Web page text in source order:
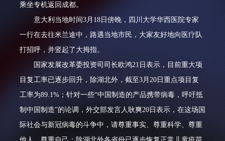
乘坐专机返回成都。
意大利当地时间3月18日傍晚，四川大学华西医院专家
一行在去往米兰途中，路遇当地市民，大家友好地向医疗队
打招呼，并竖起了大拇指。
国家发展改革委投资司司长欧鸿21日表示，目前重大项
目复工率已逐步回升，除湖北外，截至3月20日重点项目复
工率为89.1%；针对一些“中国制造的产品携带病毒，呼吁抵
制中国制造”的论调，外交部发言人耿爽20日表示，在这场国
际社会与新冠病毒的斗争中，请尊重事实、尊重科学、尊重